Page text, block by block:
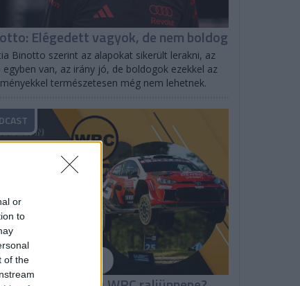
or
to
of the
Elégedett vagyok, de nem boldog
Binotto szerint az alapokat sikerült lerakni, az
egyben van, az irány jó, de boldogok ezekkel az
természetesen még nem lehetnek.